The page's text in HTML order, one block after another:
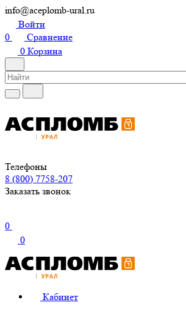
info@aceplomb-ural.ru
Войти
0
Сравнение
0 Корзина
Телефоны
8 (800) 7758-207
Заказать звонок
0
0
Кабинет